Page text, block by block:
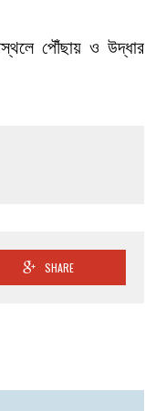
পৌঁছায় ও উদ্ধার
SHARE